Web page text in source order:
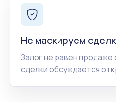
Не маскируем
Залог не равен
сделки обсуждается